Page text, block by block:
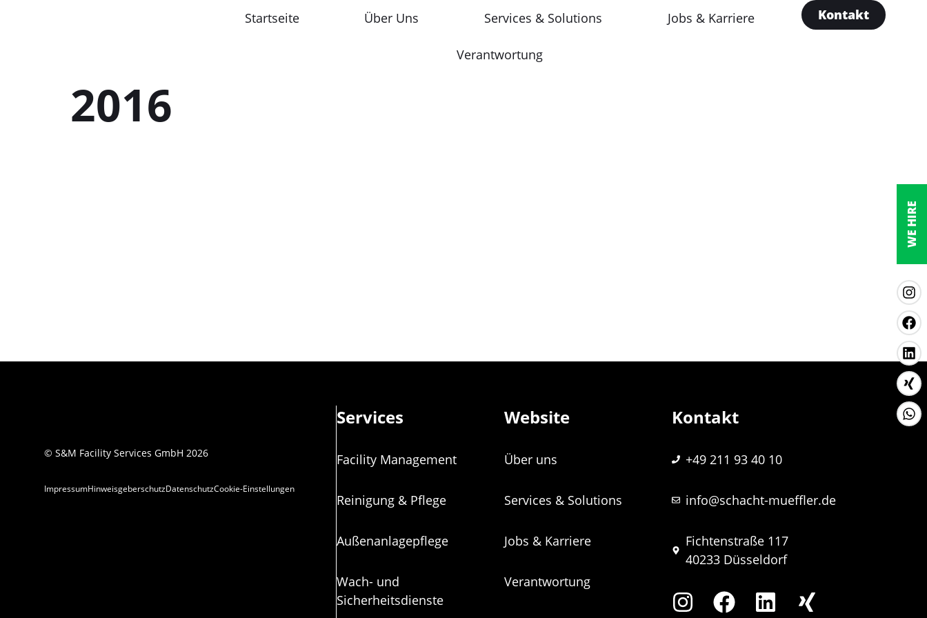
Startseite Über Uns Services & Solutions Jobs & Karriere
Verantwortung
Kontakt
WE HIRE
2016
© S&M Facility Services GmbH 2026
ImpressumHinweisgeberschutzDatenschutzCookie-Einstellungen
Services
Facility Management
Reinigung & Pflege
Außenanlagepflege
Wach- und
Sicherheitsdienste
Website
Über uns
Services & Solutions
Jobs & Karriere
Verantwortung
Kontakt
+49 211 93 40 10
info@schacht-mueffler.de
Fichtenstraße 117
40233 Düsseldorf